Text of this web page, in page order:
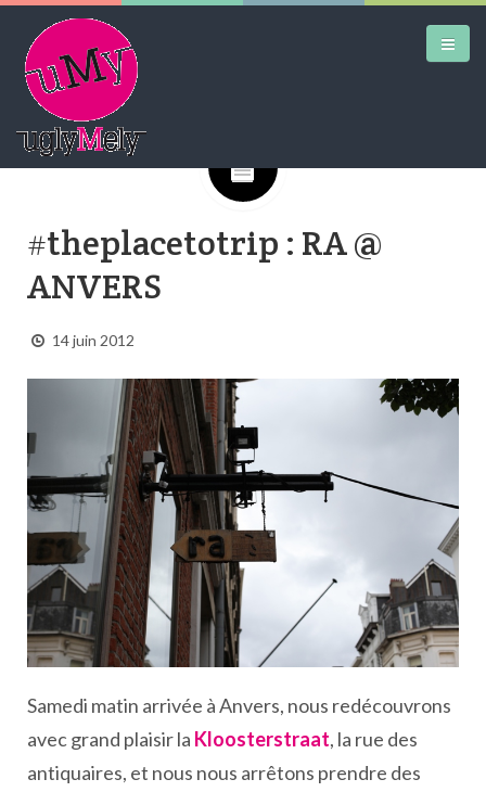
AIRTRAINERPEDIA
STREET ART
Google+
#theplacetotrip : RA @
ANVERS
14 juin 2012
Samedi matin arrivée à Anvers, nous redécouvrons
avec grand plaisir la Kloosterstraat, la rue des
antiquaires, et nous nous arrêtons prendre des